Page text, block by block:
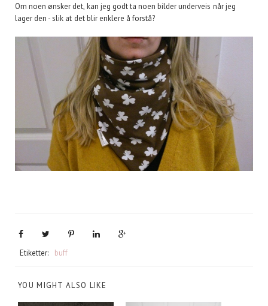
Om noen ønsker det, kan jeg godt ta noen bilder underveis når jeg
lager den - slik at det blir enklere å forstå?
Etiketter: buff
YOU MIGHT ALSO LIKE